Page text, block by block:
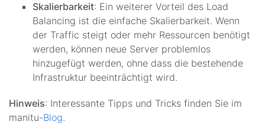
Skalierbarkeit: Ein weiterer Vorteil des Load
Balancing ist die einfache Skalierbarkeit. Wenn
der Traffic steigt oder mehr Ressourcen benötigt
werden, können neue Server problemlos
hinzugefügt werden, ohne dass die bestehende
Infrastruktur beeinträchtigt wird.
Hinweis: Interessante Tipps und Tricks finden Sie im
manitu-Blog.